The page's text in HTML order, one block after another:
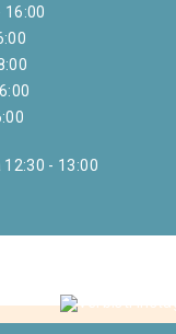
16:00
- 13:00